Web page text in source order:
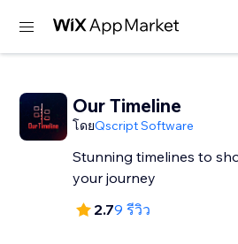
Our Timeline
โดยQscript Software
Stunning timelines to
your journey
2.79 รีวิว